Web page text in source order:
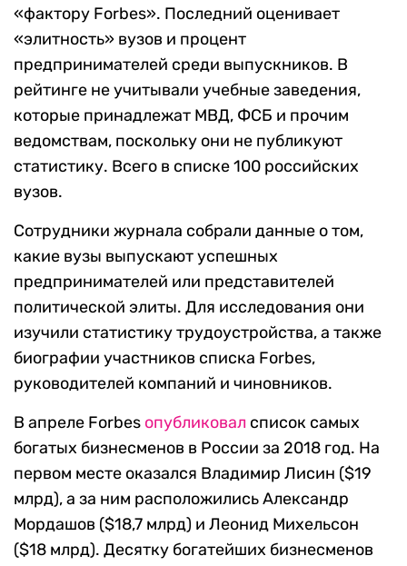
«фактору Forbes». Последний оценивает
«элитность» вузов и процент
предпринимателей среди выпускников. В
рейтинге не учитывали учебные заведения,
которые принадлежат МВД, ФСБ и прочим
ведомствам, поскольку они не публикуют
статистику. Всего в списке 100 российских
вузов.
Сотрудники журнала собрали данные о том,
какие вузы выпускают успешных
предпринимателей или представителей
политической элиты. Для исследования они
изучили статистику трудоустройства, а также
биографии участников списка Forbes,
руководителей компаний и чиновников.
В апреле Forbes опубликовал список самых
богатых бизнесменов в России за 2018 год. На
первом месте оказался Владимир Лисин ($19
млрд), а за ним расположились Александр
Мордашов ($18,7 млрд) и Леонид Михельсон
($18 млрд). Десятку богатейших бизнесменов